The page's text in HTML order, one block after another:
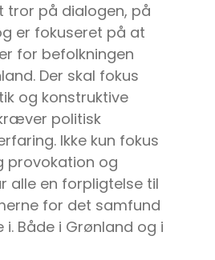
tror på dialogen, på
er fokuseret på at
for befolkningen
Der skal fokus
og konstruktive
politisk
Ikke kun fokus
provokation og
alle en forpligtelse til
for det samfund
i. Både i Grønland og i